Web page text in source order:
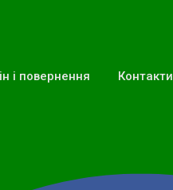
і повернення Контакти